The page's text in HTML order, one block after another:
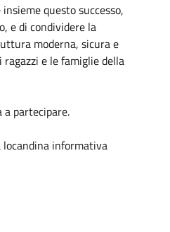
questo successo,
e di condividere la
moderna, sicura e
e le famiglie della
partecipare.
informativa